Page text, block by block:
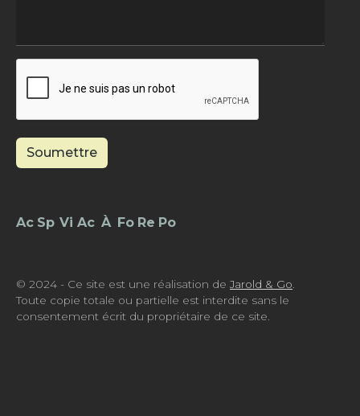
Soumettre
Footer - Menu
© 2024 - Ce site est une réalisation de Jarold & Go
Toute copie totale ou partielle est interdite sans le
consentement écrit du propriétaire de ce site.